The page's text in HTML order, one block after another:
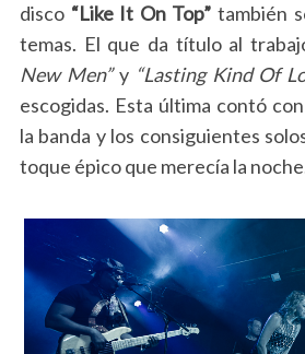
disco“Like It On Top” también
temas. El que da título al
New Men”y “Lasting Kind Of
escogidas. Esta última contó
la banda y los consiguientes
toque épico que merecía la